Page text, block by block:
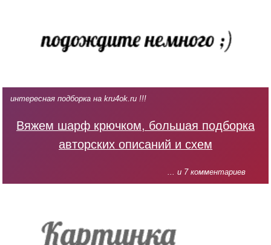
интересная подборка на kru4ok.ru !!!
Вяжем шарф крючком, большая подборка
авторских описаний и схем
... и 7 комментариев